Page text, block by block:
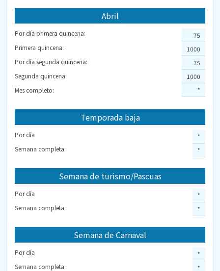
Abril
Por día primera quincena:
Primera quincena:
Por día segunda quincena:
Segunda quincena:
Mes completo:
75
1000
75
1000
*
Temporada baja
Por día
Semana completa:
*
*
Semana de turismo/Pascuas
Por día
Semana completa:
*
*
Semana de Carnaval
Por día
Semana completa:
*
*